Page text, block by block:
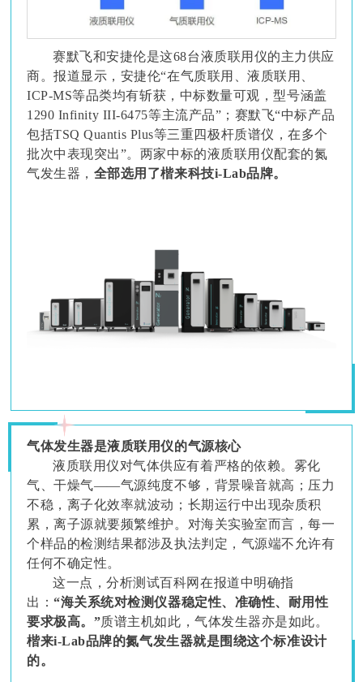
赛默飞和安捷伦是这68台液质联用仪的主力供应
商。报道显示，安捷伦“在气质联用、液质联用、
ICP-MS等品类均有斩获，中标数量可观，型号涵盖
1290 Infinity III-6475等主流产品”；赛默飞“中标产品
包括TSQ Quantis Plus等三重四极杆质谱仪，在多个
批次中表现突出”。两家中标的液质联用仪配套的氮
气发生器， 全部选用了楷来科技i-Lab品牌。
气体发生器是液质联用仪的气源核心
液质联用仪对气体供应有着严格的依赖。雾化
气、干燥气——气源纯度不够，背景噪音就高；压力
不稳，离子化效率就波动；长期运行中出现杂质积
累，离子源就要频繁维护。对海关实验室而言，每一
个样品的检测结果都涉及执法判定，气源端不允许有
任何不确定性。
这一点，分析测试百科网在报道中明确指
出：“海关系统对检测仪器稳定性、准确性、耐用性
要求极高。”质谱主机如此，气体发生器亦是如此。
楷来i-Lab品牌的氮气发生器就是围绕这个标准设计
的。